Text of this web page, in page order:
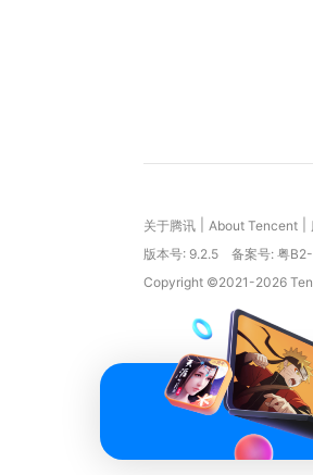
关于腾讯 About Tencent
版本号: 9.2.5 备案号: 粤
Copyright ©2021-2026